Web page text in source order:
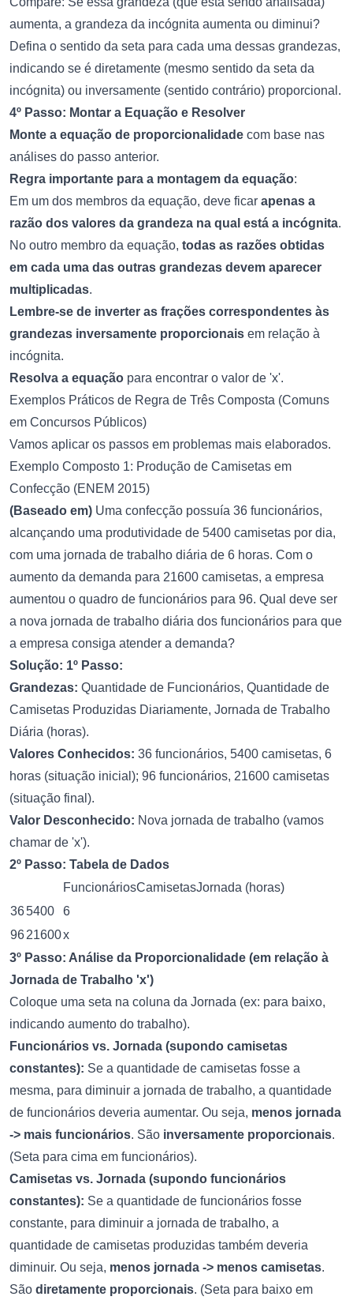
aumenta, a grandeza da incógnita aumenta ou diminui?
Defina o sentido da seta para cada uma dessas grandezas,
indicando se é diretamente (mesmo sentido da seta da
incógnita) ou inversamente (sentido contrário) proporcional.
4º Passo: Montar a Equação e Resolver
Monte a equação de proporcionalidade com base nas
análises do passo anterior.
Regra importante para a montagem da equação:
Em um dos membros da equação, deve ficar apenas a
razão dos valores da grandeza na qual está a incógnita.
No outro membro da equação, todas as razões obtidas
em cada uma das outras grandezas devem aparecer
multiplicadas.
Lembre-se de inverter as frações correspondentes às
grandezas inversamente proporcionais em relação à
incógnita.
Resolva a equação para encontrar o valor de 'x'.
Exemplos Práticos de Regra de Três Composta (Comuns
em Concursos Públicos)
Vamos aplicar os passos em problemas mais elaborados.
Exemplo Composto 1: Produção de Camisetas em
Confecção (ENEM 2015)
(Baseado em) Uma confecção possuía 36 funcionários,
alcançando uma produtividade de 5400 camisetas por dia,
com uma jornada de trabalho diária de 6 horas. Com o
aumento da demanda para 21600 camisetas, a empresa
aumentou o quadro de funcionários para 96. Qual deve ser
a nova jornada de trabalho diária dos funcionários para que
a empresa consiga atender a demanda?
Solução: 1º Passo:
Grandezas: Quantidade de Funcionários, Quantidade de
Camisetas Produzidas Diariamente, Jornada de Trabalho
Diária (horas).
Valores Conhecidos: 36 funcionários, 5400 camisetas, 6
horas (situação inicial); 96 funcionários, 21600 camisetas
(situação final).
Valor Desconhecido: Nova jornada de trabalho (vamos
chamar de 'x').
2º Passo: Tabela de Dados
FuncionáriosCamisetasJornada (horas)
365400
6
9621600x
3º Passo: Análise da Proporcionalidade (em relação à
Jornada de Trabalho 'x')
Coloque uma seta na coluna da Jornada (ex: para baixo,
indicando aumento do trabalho).
Funcionários vs. Jornada (supondo camisetas
constantes): Se a quantidade de camisetas fosse a
mesma, para diminuir a jornada de trabalho, a quantidade
de funcionários deveria aumentar. Ou seja, menos jornada
-> mais funcionários. São inversamente proporcionais.
(Seta para cima em funcionários).
Camisetas vs. Jornada (supondo funcionários
constantes): Se a quantidade de funcionários fosse
constante, para diminuir a jornada de trabalho, a
quantidade de camisetas produzidas também deveria
diminuir. Ou seja, menos jornada -> menos camisetas.
São diretamente proporcionais. (Seta para baixo em